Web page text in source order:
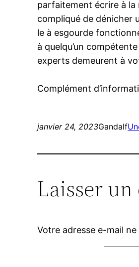
parfaitement écrire à
compliqué de dénicher
le à esgourde
à quelqu’un
experts demeurent à
Complément
janvier 24, 2023Gandalf
Laisser
Votre adresse e-mail ne